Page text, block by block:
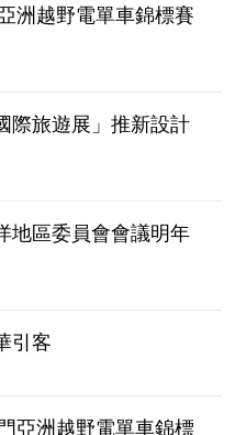
洲越野電單車錦標賽
際旅遊展」推新設計
地區委員會會議明年
引客
亞洲越野電單車錦標